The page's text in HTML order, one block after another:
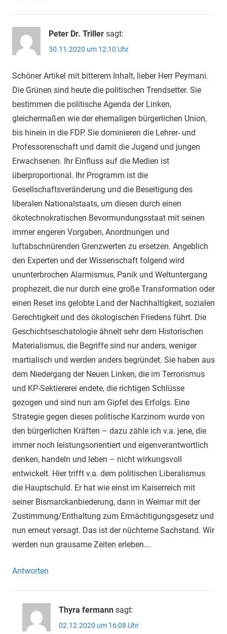
Peter Dr. Triller sagt:
30.11.2020 um 12:10 Uhr
Schöner Artikel mit bitterem Inhalt, lieber Herr Peymani.
Die Grünen sind heute die politischen Trendsetter. Sie
bestimmen die politische Agenda der Linken,
gleichermaßen wie der ehemaligen bürgerlichen Union,
bis hinein in die FDP. Sie dominieren die Lehrer- und
Professorenschaft und damit die Jugend und jungen
Erwachsenen. Ihr Einfluss auf die Medien ist
überproportional. Ihr Programm ist die
Gesellschaftsveränderung und die Beseitigung des
liberalen Nationalstaats, um diesen durch einen
ökotechnokratischen Bevormundungsstaat mit seinen
immer engeren Vorgaben, Anordnungen und
luftabschnürenden Grenzwerten zu ersetzen. Angeblich
den Experten und der Wissenschaft folgend wird
ununterbrochen Alarmismus, Panik und Weltuntergang
prophezeit, die nur durch eine große Transformation oder
einen Reset ins gelobte Land der Nachhaltigkeit, sozialen
Gerechtigkeit und des ökologischen Friedens führt. Die
Geschichtseschatologie ähnelt sehr dem Historischen
Materialismus, die Begriffe sind nur anders, weniger
martialisch und werden anders begründet. Sie haben aus
dem Niedergang der Neuen Linken, die im Terrorismus
und KP-Sektiererei endete, die richtigen Schlüsse
gezogen und sind nun am Gipfel des Erfolgs. Eine
Strategie gegen dieses politische Karzinom wurde von
den bürgerlichen Kräften – dazu zähle ich v.a. jene, die
immer noch leistungsorientiert und eigenverantwortlich
denken, handeln und leben – nicht wirkungsvoll
entwickelt. Hier trifft v.a. dem politischen Liberalismus
die Hauptschuld. Er hat wie einst im Kaiserreich mit
seiner Bismarckanbiederung, dann in Weimar mit der
Zustimmung/Enthaltung zum Ermächtigungsgesetz und
nun erneut versagt. Das ist der nüchterne Sachstand. Wir
werden nun grausame Zeiten erleben….
Antworten
Thyra fermann sagt:
02.12.2020 um 16:08 Uhr